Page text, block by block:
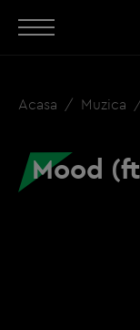
Acasa Muzica
Mood